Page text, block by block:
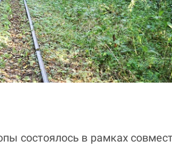
состоялось в рамках